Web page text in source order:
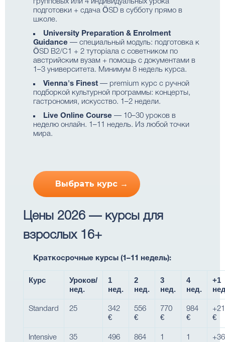
групповых или 4 индивидуальных урока
подготовки + сдача ÖSD в субботу прямо в
школе.
University Preparation & Enrolment
Guidance — специальный модуль: подготовка к
ÖSD B2/C1 + 2 туторіала с советником по
австрийским вузам + помощь с документами в
1–3 университета. Минимум 8 недель курса.
Vienna's Finest — premium курс с ручной
подборкой культурной программы: концерты,
гастрономия, искусство. 1–2 недели.
Live Online Course — 10–30 уроков в
неделю онлайн. 1–11 недель. Из любой точки
мира.
Выбрать курс →
Цены 2026 — курсы для
взрослых 16+
Краткосрочные курсы (1–11 недель):
Курс
Уроков/
нед.
1
нед.
2
нед.
3
нед.
4
нед.
+1
Standard 25
342
€
556
€
770
€
984
€
€
Intensive 35 496 864 1 1